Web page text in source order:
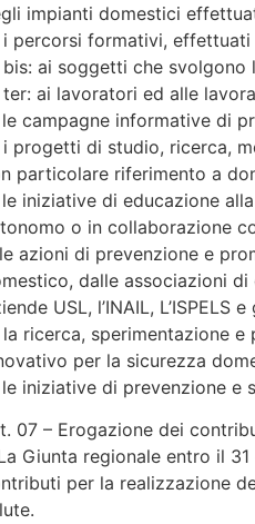
impianti domestici
percorsi formativi, effettuati
ai soggetti che svolgono
ai lavoratori ed alle
campagne informative di
progetti di studio, ricerca,
particolare riferimento a
iniziative di educazione
o in collaborazione
azioni di prevenzione e
dalle associazioni
USL, l’INAIL, L’ISPELS
ricerca, sperimentazione
per la sicurezza
iniziative di prevenzione e
07 – Erogazione dei
Giunta regionale entro il
per la realizzazione